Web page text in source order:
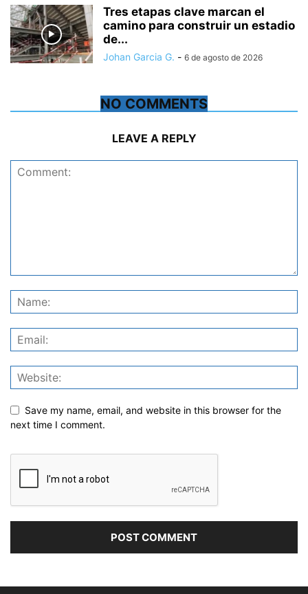
Tres etapas clave marcan el
camino para construir un estadio
de...
Johan Garcia G. - 6 de agosto de 2026
NO COMMENTS
LEAVE A REPLY
Save my name, email, and website in this browser for the
next time I comment.